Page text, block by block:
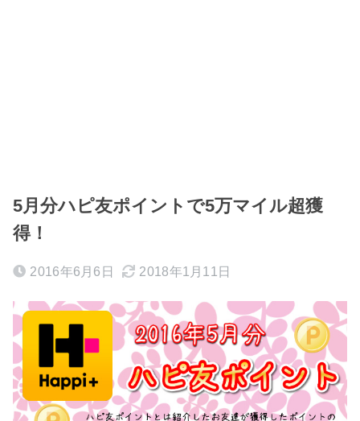
5月分ハピ友ポイントで5万マイル超獲
得！
2016年6月6日 2018年1月11日